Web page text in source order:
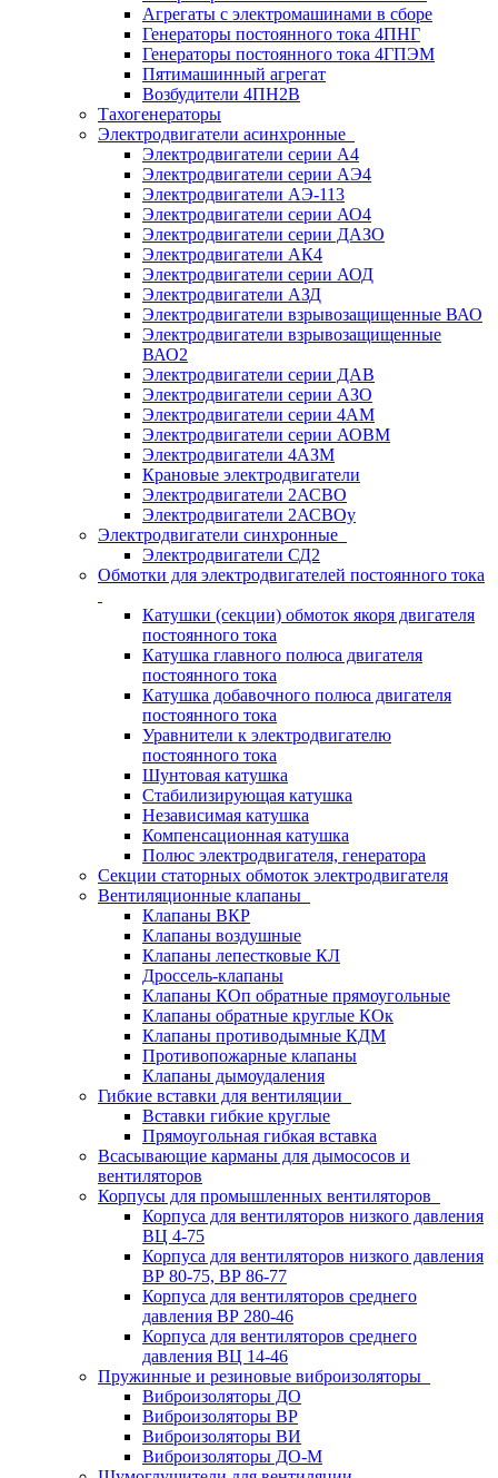
Агрегаты с электромашинами в сборе
Генераторы постоянного тока 4ПНГ
Генераторы постоянного тока 4ГПЭМ
Пятимашинный агрегат
Возбудители 4ПН2В
Тахогенераторы
Электродвигатели асинхронные
Электродвигатели серии А4
Электродвигатели серии АЭ4
Электродвигатели АЭ-113
Электродвигатели серии АО4
Электродвигатели серии ДАЗО
Электродвигатели АК4
Электродвигатели серии АОД
Электродвигатели АЗД
Электродвигатели взрывозащищенные ВАО
Электродвигатели взрывозащищенные
ВАО2
Электродвигатели серии ДАВ
Электродвигатели серии АЗО
Электродвигатели серии 4АМ
Электродвигатели серии АОВМ
Электродвигатели 4АЗМ
Крановые электродвигатели
Электродвигатели 2АСВО
Электродвигатели 2АСВОу
Электродвигатели синхронные
Электродвигатели СД2
Обмотки для электродвигателей постоянного тока
Катушки (секции) обмоток якоря двигателя
постоянного тока
Катушка главного полюса двигателя
постоянного тока
Катушка добавочного полюса двигателя
постоянного тока
Уравнители к электродвигателю
постоянного тока
Шунтовая катушка
Стабилизирующая катушка
Независимая катушка
Компенсационная катушка
Полюс электродвигателя, генератора
Секции статорных обмоток электродвигателя
Вентиляционные клапаны
Клапаны ВКР
Клапаны воздушные
Клапаны лепестковые КЛ
Дроссель-клапаны
Клапаны КОп обратные прямоугольные
Клапаны обратные круглые КОк
Клапаны противодымные КДМ
Противопожарные клапаны
Клапаны дымоудаления
Гибкие вставки для вентиляции
Вставки гибкие круглые
Прямоугольная гибкая вставка
Всасывающие карманы для дымососов и
вентиляторов
Корпусы для промышленных вентиляторов
Корпуса для вентиляторов низкого давления
ВЦ 4-75
Корпуса для вентиляторов низкого давления
ВР 80-75, ВР 86-77
Корпуса для вентиляторов среднего
давления ВР 280-46
Корпуса для вентиляторов среднего
давления ВЦ 14-46
Пружинные и резиновые виброизоляторы
Виброизоляторы ДО
Виброизоляторы ВР
Виброизоляторы ВИ
Виброизоляторы ДО-М